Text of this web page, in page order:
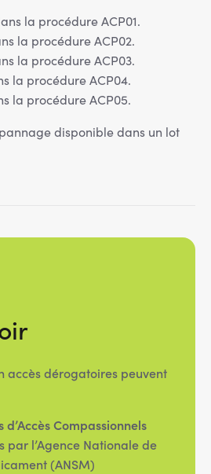
la procédure ACP01.
la procédure ACP02.
la procédure ACP03.
la procédure ACP04.
la procédure ACP05.
disponible dans un lot
accès dérogatoires peuvent
d’Accès Compassionnels
par l’Agence Nationale de
(ANSM)